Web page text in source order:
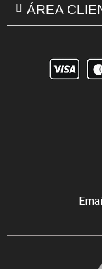
ÁREA